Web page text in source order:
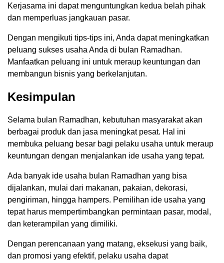
Kerjasama ini dapat menguntungkan kedua belah pihak
dan memperluas jangkauan pasar.
Dengan mengikuti tips-tips ini, Anda dapat meningkatkan
peluang sukses usaha Anda di bulan Ramadhan.
Manfaatkan peluang ini untuk meraup keuntungan dan
membangun bisnis yang berkelanjutan.
Kesimpulan
Selama bulan Ramadhan, kebutuhan masyarakat akan
berbagai produk dan jasa meningkat pesat. Hal ini
membuka peluang besar bagi pelaku usaha untuk meraup
keuntungan dengan menjalankan ide usaha yang tepat.
Ada banyak ide usaha bulan Ramadhan yang bisa
dijalankan, mulai dari makanan, pakaian, dekorasi,
pengiriman, hingga hampers. Pemilihan ide usaha yang
tepat harus mempertimbangkan permintaan pasar, modal,
dan keterampilan yang dimiliki.
Dengan perencanaan yang matang, eksekusi yang baik,
dan promosi yang efektif, pelaku usaha dapat